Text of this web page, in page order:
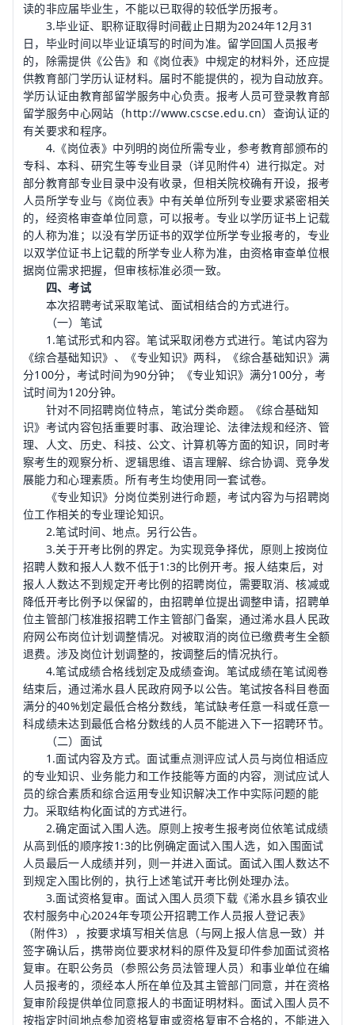
读的非应届毕业生，不能以已取得的较低学历报考。
3.毕业证、职称证取得时间截止日期为2024年12月31
日，毕业时间以毕业证填写的时间为准。留学回国人员报考
的，除需提供《公告》和《岗位表》中规定的材料外，还应提
供教育部门学历认证材料。届时不能提供的，视为自动放弃。
学历认证由教育部留学服务中心负责。报考人员可登录教育部
留学服务中心网站（http://www.cscse.edu.cn）查询认证的
有关要求和程序。
4.《岗位表》中列明的岗位所需专业，参考教育部颁布的
专科、本科、研究生等专业目录（详见附件4）进行拟定。对
部分教育部专业目录中没有收录，但相关院校确有开设，报考
人员所学专业与《岗位表》中有关单位所列专业要求紧密相关
的，经资格审查单位同意，可以报考。专业以学历证书上记载
的人称为准；以没有学历证书的双学位所学专业报考的，专业
以双学位证书上记载的所学专业人称为准，由资格审查单位根
据岗位需求把握，但审核标准必须一致。
四、考试
本次招聘考试采取笔试、面试相结合的方式进行。
（一）笔试
1.笔试形式和内容。笔试采取闭卷方式进行。笔试内容为
《综合基础知识》、《专业知识》两科，《综合基础知识》满
分100分，考试时间为90分钟；《专业知识》满分100分，考
试时间为120分钟。
针对不同招聘岗位特点，笔试分类命题。《综合基础知
识》考试内容包括重要时事、政治理论、法律法规和经济、管
理、人文、历史、科技、公文、计算机等方面的知识，同时考
察考生的观察分析、逻辑思维、语言理解、综合协调、竞争发
展能力和心理素质。所有考生均使用同一套试卷。
《专业知识》分岗位类别进行命题，考试内容为与招聘岗
位工作相关的专业理论知识。
2.笔试时间、地点。另行公告。
3.关于开考比例的界定。为实现竞争择优，原则上按岗位
招聘人数和报人人数不低于1:3的比例开考。报人结束后，对
报人人数达不到规定开考比例的招聘岗位，需要取消、核减或
降低开考比例予以保留的，由招聘单位提出调整申请，招聘单
位主管部门核准报招聘工作主管部门备案，通过浠水县人民政
府网公布岗位计划调整情况。对被取消的岗位已缴费考生全额
退费。涉及岗位计划调整的，按调整后的情况执行。
4.笔试成绩合格线划定及成绩查询。笔试成绩在笔试阅卷
结束后，通过浠水县人民政府网予以公告。笔试按各科目卷面
满分的40%划定最低合格分数线，笔试缺考任意一科或任意一
科成绩未达到最低合格分数线的人员不能进入下一招聘环节。
（二）面试
1.面试内容及方式。面试重点测评应试人员与岗位相适应
的专业知识、业务能力和工作技能等方面的内容，测试应试人
员的综合素质和综合运用专业知识解决工作中实际问题的能
力。采取结构化面试的方式进行。
2.确定面试入围人选。原则上按考生报考岗位依笔试成绩
从高到低的顺序按1:3的比例确定面试入围人选，如入围面试
人员最后一人成绩并列，则一并进入面试。面试入围人数达不
到规定入围比例的，执行上述笔试开考比例处理办法。
3.面试资格复审。面试入围人员须下载《浠水县乡镇农业
农村服务中心2024年专项公开招聘工作人员报人登记表》
（附件3），按要求填写相关信息（与网上报人信息一致）并
签字确认后，携带岗位要求材料的原件及复印件参加面试资格
复审。在职公务员（参照公务员法管理人员）和事业单位在编
人员报考的，须经本人所在单位及其主管部门同意，并在资格
复审阶段提供单位同意报人的书面证明材料。面试入围人员不
按指定时间地点参加资格复审或资格复审不合格的，不能进入